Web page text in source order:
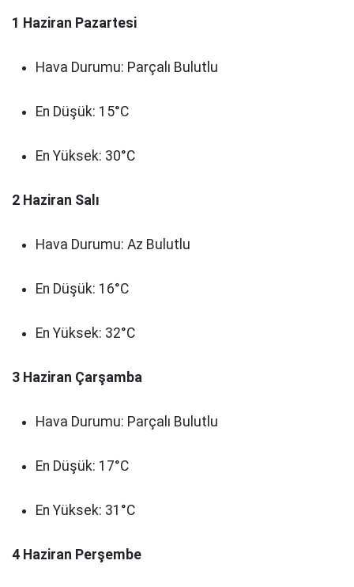
1 Haziran Pazartesi
Hava Durumu: Parçalı Bulutlu
En Düşük: 15°C
En Yüksek: 30°C
2 Haziran Salı
Hava Durumu: Az Bulutlu
En Düşük: 16°C
En Yüksek: 32°C
3 Haziran Çarşamba
Hava Durumu: Parçalı Bulutlu
En Düşük: 17°C
En Yüksek: 31°C
4 Haziran Perşembe